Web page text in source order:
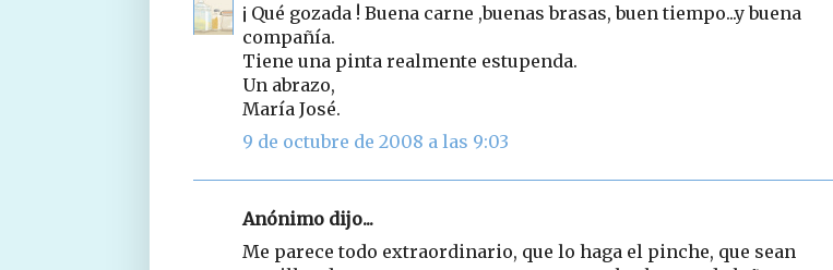
¡ Qué gozada ! Buena carne ,buenas brasas, buen tiempo...y buena
compañía.
Tiene una pinta realmente estupenda.
Un abrazo,
María José.
9 de octubre de 2008 a las 9:03
Anónimo dijo...
Me parece todo extraordinario, que lo haga el pinche, que sean